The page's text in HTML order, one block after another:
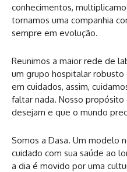
conhecimentos,
tornamos uma companhia
sempre em evolução.
Reunimos a maior rede de
um grupo hospitalar
em cuidados, assim,
faltar nada. Nosso propósito
desejam e que o mundo
Somos a Dasa. Um modelo
cuidado com sua saúde ao
a dia é movido por uma